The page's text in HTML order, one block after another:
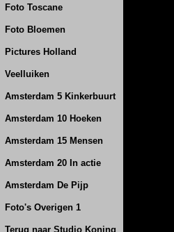
Foto Toscane
Foto Bloemen
Pictures Holland
Veelluiken
Amsterdam 5 Kinkerbuurt
Amsterdam 10 Hoeken
Amsterdam 15 Mensen
Amsterdam 20 In actie
Amsterdam De Pijp
Foto's Overigen 1
Terug naar Studio Koning